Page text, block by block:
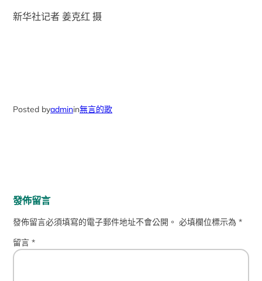
新华社记者 姜克红 摄
Posted byadminin無言的歌
發佈留言
發佈留言必須填寫的電子郵件地址不會公開。 必填欄位標示為*
留言*